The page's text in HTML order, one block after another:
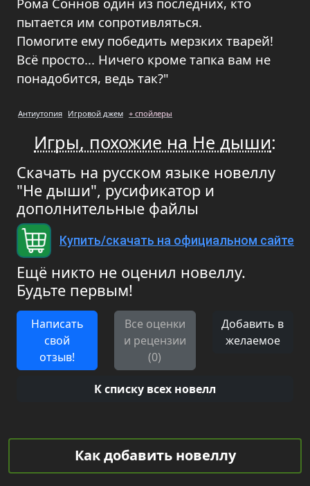
пытается им сопротивляться.
Помогите ему победить мерзких тварей!
Всё просто... Ничего кроме тапка вам не
понадобится, ведь так?"
Антиутопия Игровой джем + спойлеры
Игры, похожие на Не дыши:
Скачать на русском языке новеллу
"Не дыши", русификатор и
дополнительные файлы
Купить/скачать на официальном сайте
Ещё никто не оценил новеллу.
Будьте первым!
Написать
свой
отзыв!
Все оценки
и рецензии
(0)
Добавить в
желаемое
К списку всех новелл
Как добавить новеллу